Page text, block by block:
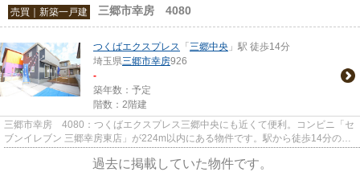
売買｜新築一戸建 三郷市幸房 4080
つくばエクスプレス 「 三郷中央 」駅 徒歩14分
埼玉県三郷市幸房926
-
築年数：予定
階数：2階建
三郷市幸房 4080：つくばエクスプレス三郷中央にも近くて便利。コンビニ「セ
ブンイレブン 三郷幸房東店」が224m以内にある物件です。駅から徒歩14分の物
過去に掲載していた物件です。